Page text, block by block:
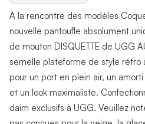
À la rencontre des modèles
nouvelle pantoufle absolument
de mouton DISQUETTE de UGG
semelle plateforme de style rétro
pour un port en plein air, un
et un look maximaliste.
daim exclusifs à UGG. Veuillez